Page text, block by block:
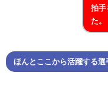
拍手
た。
ほんとここから活躍する選